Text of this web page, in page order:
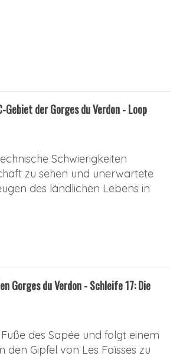
Gebiet der Gorges du Verdon - Loop
Schwierigkeiten
zu sehen und unerwartete
des ländlichen Lebens in
Gorges du Verdon - Schleife 17: Die
des Sapée und folgt einem
Gipfel von Les Faïsses zu